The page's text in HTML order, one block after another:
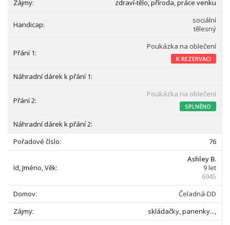
zdraví-tělo, příroda, práce venku
sociální
tělesný
Poukázka na oblečení
K REZERVACI
Poukázka na oblečení
SPLNĚNO
76
Ashley B.
9 let
6945
Čeladná-DD
skládačky, panenky...,